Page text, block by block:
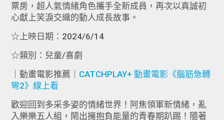
票房，超人氣情緒角色攜手全新成員，再次以真誠初
心獻上笑淚交織的動人成長故事。
☆上映日期：2024/6/14
☆類別：兒童/喜劇
｜動畫電影推薦｜ CATCHPLAY+ 動畫電影《腦筋急轉
彎2》線上看
歡迎回到多采多姿的情緒世界！阿焦領軍新情緒，亂
入樂樂五人組，鬧出擁抱負能量的青春期趴踢！隨著